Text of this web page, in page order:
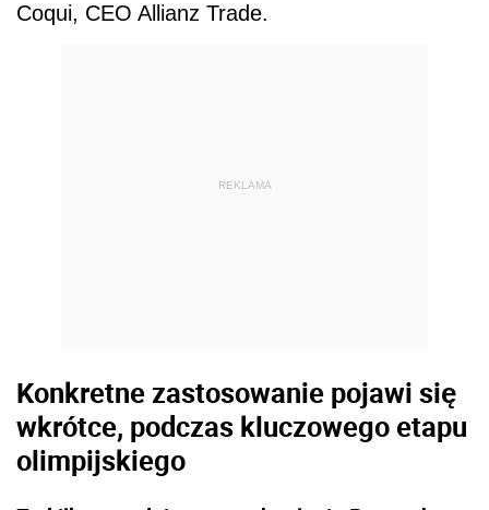
Coqui, CEO Allianz Trade.
REKLAMA
Konkretne zastosowanie pojawi się
wkrótce, podczas kluczowego etapu
olimpijskiego